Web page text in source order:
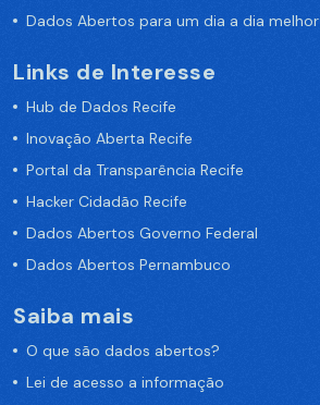
Dados Abertos para um dia a dia melhor
Links de Interesse
Hub de Dados Recife
Inovação Aberta Recife
Portal da Transparência Recife
Hacker Cidadão Recife
Dados Abertos Governo Federal
Dados Abertos Pernambuco
Saiba mais
O que são dados abertos?
Lei de acesso a informação